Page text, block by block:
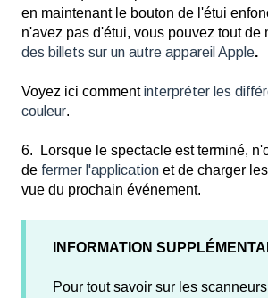
en maintenant le bouton de l'étui
n'avez pas d'étui, vous pouvez tout de
des billets sur un autre appareil Apple.
Voyez ici commentinterpréter les
couleur.
6. Lorsque le spectacle est terminé,
de fermer l'application et de charger
vue du prochain événement.
INFORMATION
Pour tout savoir sur les